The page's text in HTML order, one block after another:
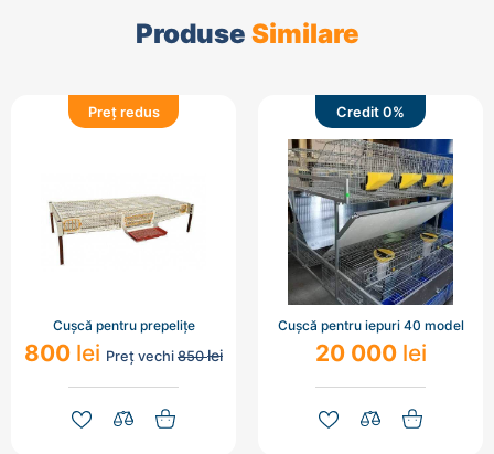
Produse Similare
Preț redus
Cușcă pentru prepelițe
800 lei Preț vechi 850lei
Credit 0%
Cușcă pentru iepuri 40 model
20 000 lei